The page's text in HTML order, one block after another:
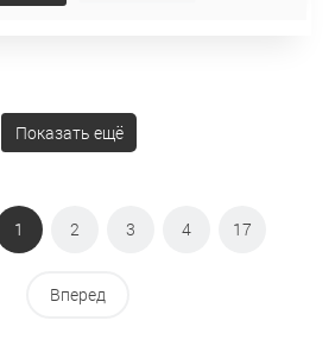
Показать ещё
1 2 3 4 17
Вперед